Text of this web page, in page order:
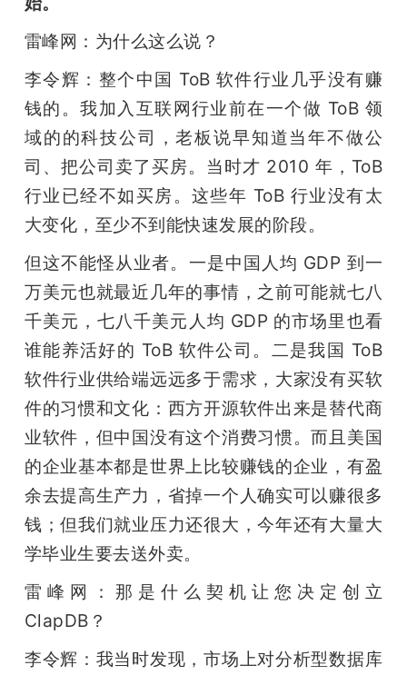
雷峰网：为什么这么说？
李令辉：整个中国 ToB 软件行业几乎没有赚
钱的。我加入互联网行业前在一个做 ToB 领
域的的科技公司，老板说早知道当年不做公
司、把公司卖了买房。当时才 2010 年，ToB
行业已经不如买房。这些年 ToB 行业没有太
大变化，至少不到能快速发展的阶段。
但这不能怪从业者。一是中国人均 GDP 到一
万美元也就最近几年的事情，之前可能就七八
千美元，七八千美元人均 GDP 的市场里也看
谁能养活好的 ToB 软件公司。二是我国 ToB
软件行业供给端远远多于需求，大家没有买软
件的习惯和文化：西方开源软件出来是替代商
业软件，但中国没有这个消费习惯。而且美国
的企业基本都是世界上比较赚钱的企业，有盈
余去提高生产力，省掉一个人确实可以赚很多
钱；但我们就业压力还很大，今年还有大量大
学毕业生要去送外卖。
雷峰网：那是什么契机让您决定创立
ClapDB？
李令辉：我当时发现，市场上对分析型数据库